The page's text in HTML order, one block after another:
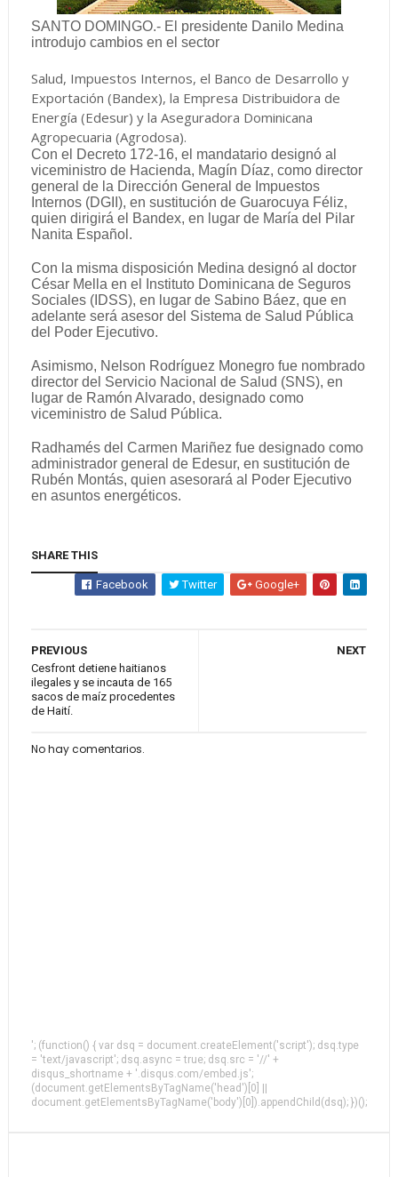
SANTO DOMINGO.- El presidente Danilo Medina
introdujo cambios en el sector
Salud, Impuestos Internos, el Banco de Desarrollo y
Exportación (Bandex), la Empresa Distribuidora de
Energía (Edesur) y la Aseguradora Dominicana
Agropecuaria (Agrodosa).
Con el Decreto 172-16, el mandatario designó al
viceministro de Hacienda, Magín Díaz, como director
general de la Dirección General de Impuestos
Internos (DGII), en sustitución de Guarocuya Féliz,
quien dirigirá el Bandex, en lugar de María del Pilar
Nanita Español.
Con la misma disposición Medina designó al doctor
César Mella en el Instituto Dominicana de Seguros
Sociales (IDSS), en lugar de Sabino Báez, que en
adelante será asesor del Sistema de Salud Pública
del Poder Ejecutivo.
Asimismo, Nelson Rodríguez Monegro fue nombrado
director del Servicio Nacional de Salud (SNS), en
lugar de Ramón Alvarado, designado como
viceministro de Salud Pública.
Radhamés del Carmen Mariñez fue designado como
administrador general de Edesur, en sustitución de
Rubén Montás, quien asesorará al Poder Ejecutivo
en asuntos energéticos.
SHARE THIS
Facebook Twitter Google+
NEXT
PREVIOUS
Cesfront detiene haitianos
ilegales y se incauta de 165
sacos de maíz procedentes
de Haití.
No hay comentarios.
'; (function() { var dsq = document.createElement('script'); dsq.type
= 'text/javascript'; dsq.async = true; dsq.src = '//' +
disqus_shortname + '.disqus.com/embed.js';
(document.getElementsByTagName('head')[0] ||
document.getElementsByTagName('body')[0]).appendChild(dsq); })();